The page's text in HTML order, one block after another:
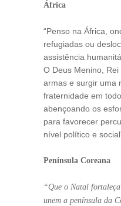
África
“Penso na África,
refugiadas ou
assistência
O Deus Menino,
armas e surgir uma
fraternidade em
abençoando os
para favorecer
nível político e
Península Coreana
“Que o Natal
unem a península da